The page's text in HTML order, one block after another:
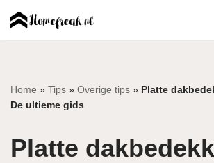
inhoud
Home » Tips » Overige tips » Platte
De ultieme gids
Platte